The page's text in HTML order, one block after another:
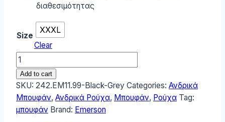
διαθεσιμότητας
Size
XXXL
Clear
Emerson
Ανδρικό
Μπουφάν
242.EM11.99-
Black-
Add to cart
SKU: 242.EM11.99-Black-Grey Categories: Ανδρικά
Μπουφάν, Ανδρικά Ρούχα, Μπουφάν, Ρούχα Tag:
μπουφάν Brand: Emerson